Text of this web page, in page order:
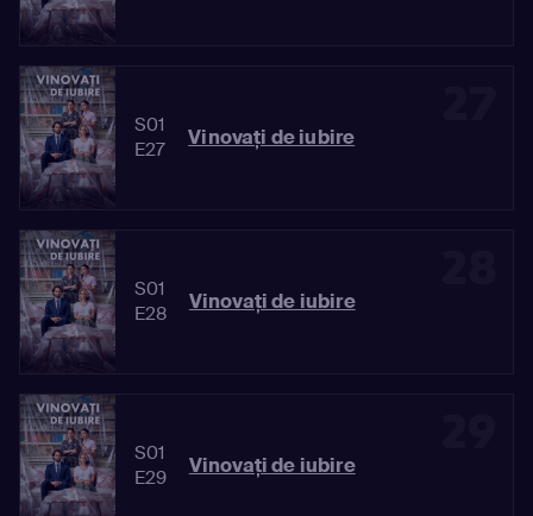
S01
E27
Vinovaţi de iubire
S01
E28
Vinovaţi de iubire
S01
E29
Vinovaţi de iubire